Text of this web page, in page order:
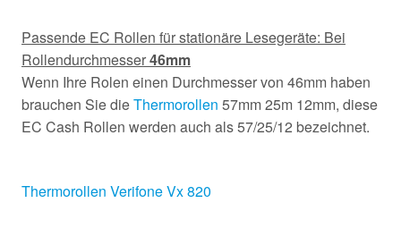
Passende EC Rollen für stationäre Lesegeräte: Bei
Rollendurchmesser46mm
Wenn Ihre Rolen einen Durchmesser von 46mm haben
brauchen Sie dieThermorollen 57mm 25m 12mm, diese
EC Cash Rollen werden auch als 57/25/12 bezeichnet.
Thermorollen Verifone Vx 820